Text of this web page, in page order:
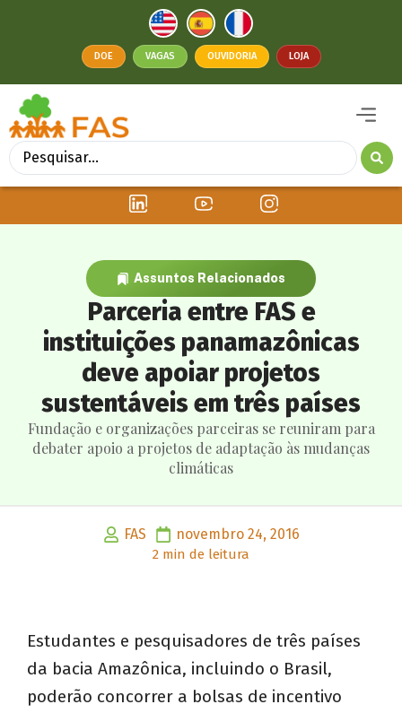
DOE VAGAS OUVIDORIA LOJA
Assuntos Relacionados
Parceria entre FAS e
instituições panamazônicas
deve apoiar projetos
sustentáveis em três países
Fundação e organizações parceiras se reuniram para
debater apoio a projetos de adaptação às mudanças
climáticas
FAS novembro 24, 2016
2 min de leitura
Estudantes e pesquisadores de três países
da bacia Amazônica, incluindo o Brasil,
poderão concorrer a bolsas de incentivo